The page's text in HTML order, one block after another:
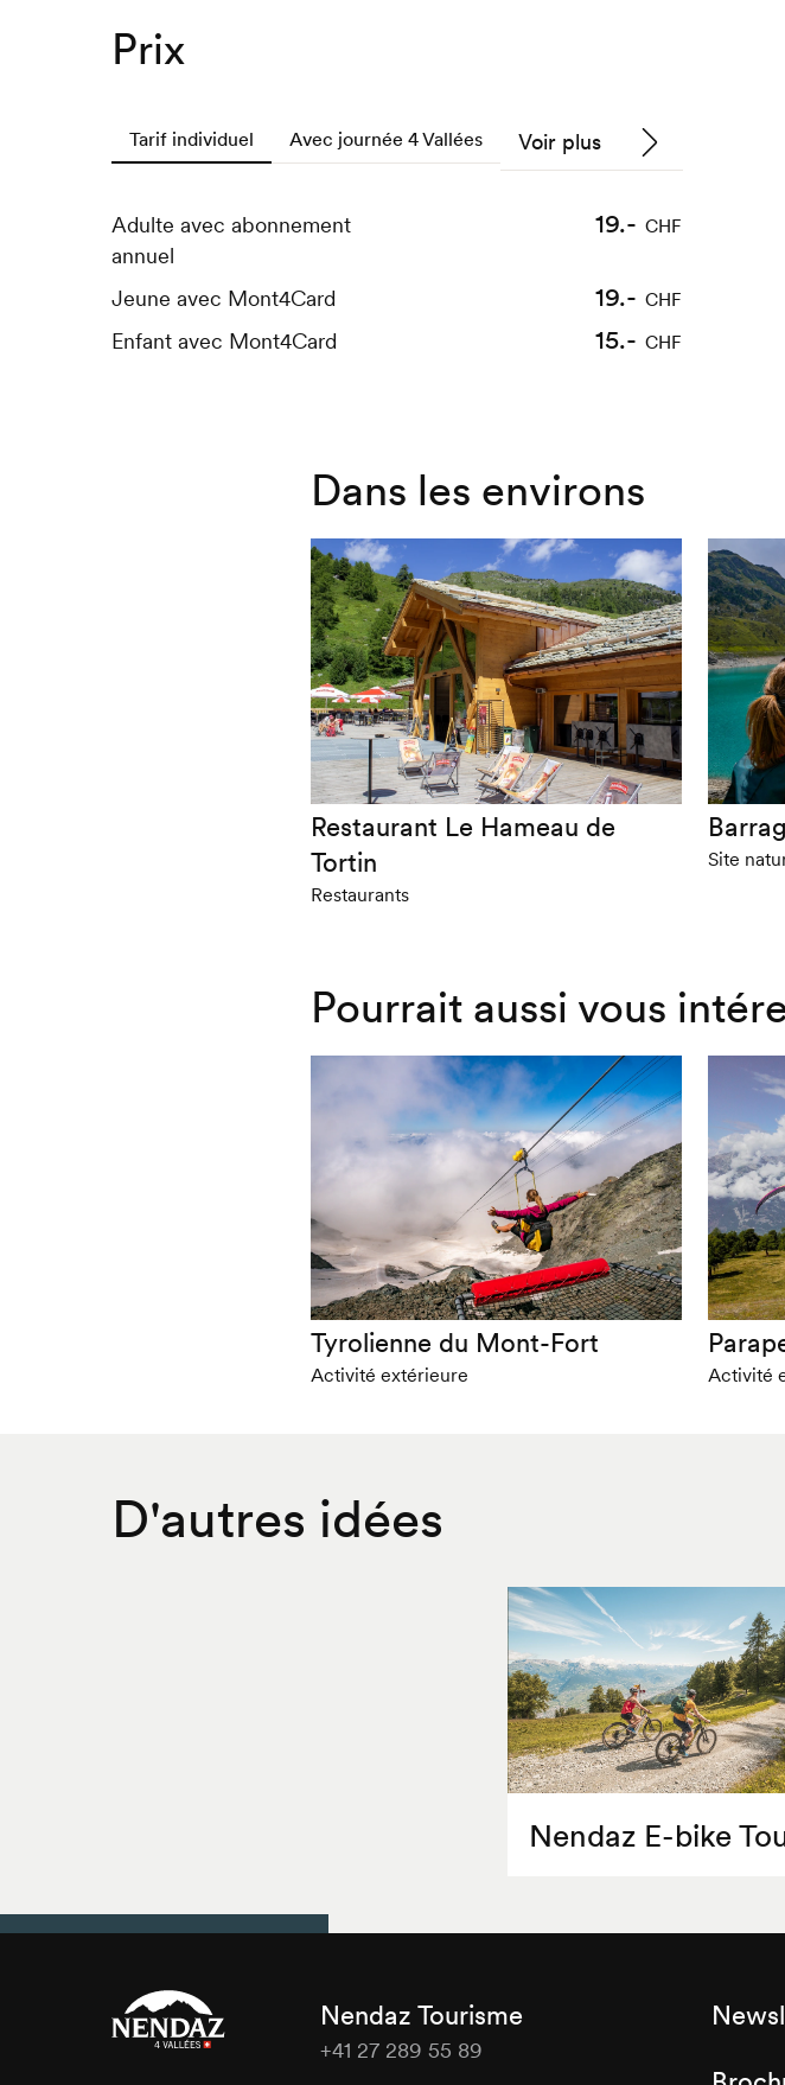
Prix
Tarif individuel Avec journée 4 Vallées Voir plus
Adulte avec abonnement
annuel
19.- CHF
Jeune avec Mont4Card 19.- CHF
Enfant avec Mont4Card 15.- CHF
Adulte 58.- CHF
Jeune
Enfant 35.- CHF
Adulte 42.- CHF
Jeune
Enfant 27.- CHF
Dans les environs
Restaurant Le Hameau de
Tortin
Restaurants
Site
Pourrait aussi vous
Tyrolienne du Mont-Fort
Activité extérieure Activité
D'autres idées
Nendaz E-bike
Nendaz Tourisme
+41 27 289 55 89